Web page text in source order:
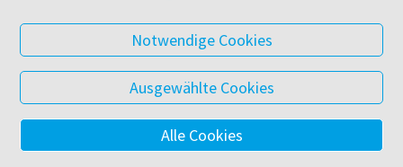
Datenschutz & Cookies
AGB
Barrierefreiheit
© 2025 Facultas Verlags- und Buchhandels AG
Notwendige Cookies
Ausgewählte Cookies
Alle Cookies